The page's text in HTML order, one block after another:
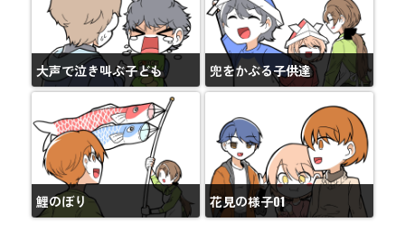
大声で泣き叫ぶ子ども 兜をかぶる子供達
鯉のぼり 花見の様子01